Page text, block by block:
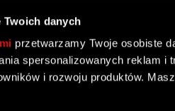
danych
przetwarzamy Twoje osobiste
spersonalizowanych reklam i
i rozwoju produktów.